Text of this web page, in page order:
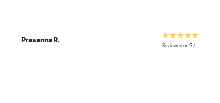
Prasanna R.
Reviewed on G2